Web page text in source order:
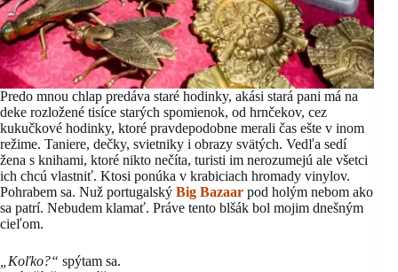
Predo mnou chlap predáva staré hodinky, akási stará pani má na
deke rozložené tisíce starých spomienok, od hrnčekov, cez
kukučkové hodinky, ktoré pravdepodobne merali čas ešte v inom
režime. Taniere, dečky, svietniky i obrazy svätých. Vedľa sedí
žena s knihami, ktoré nikto nečíta, turisti im nerozumejú ale všetci
ich chcú vlastniť. Ktosi ponúka v krabiciach hromady vinylov.
Pohrabem sa. Nuž portugalský Big Bazaar pod holým nebom ako
sa patrí. Nebudem klamať. Práve tento blšák bol mojim dnešným
cieľom.
„Koľko?“ spýtam sa.